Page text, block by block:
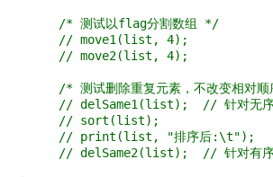
/* 测试以flag分割数组 */
// move1(list, 4);
// move2(list, 4);
/* 测试删除重复元素，不改变相对
// delSame1(list);  // 针对无序
// sort(list);
// print(list, "排序后:\t");
// delSame2(list);  // 针对有序